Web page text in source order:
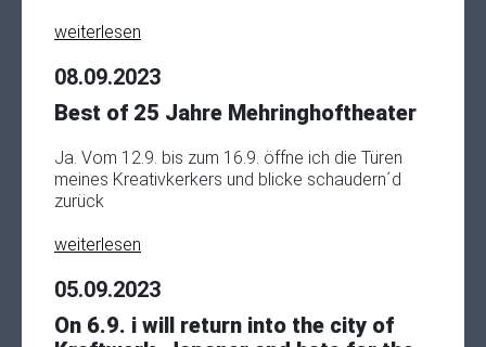
weiterlesen
08.09.2023
Best of 25 Jahre Mehringhoftheater
Ja. Vom 12.9. bis zum 16.9. öffne ich die Türen
meines Kreativkerkers und blicke schaudern´d
zurück
weiterlesen
05.09.2023
On 6.9. i will return into the city of